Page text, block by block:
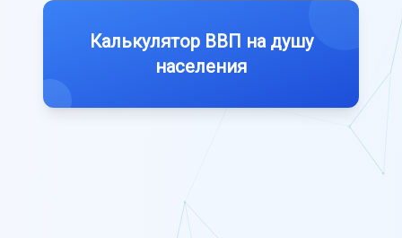
Калькулятор ВВП на душу
населения